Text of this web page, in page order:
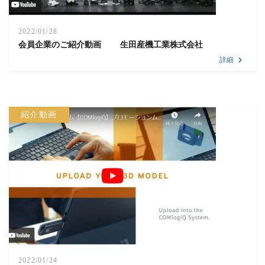
2022/01/28
会員企業のご紹介動画 生田産機工業株式会社
詳細
紹介動画
2022/01/24